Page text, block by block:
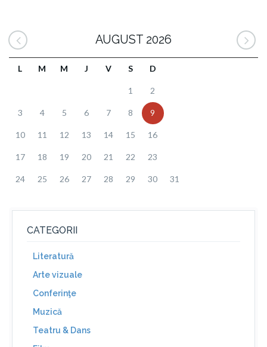
AUGUST 2026
L M M J V S D
1 2
3 4 5 6 7 8 9
10 11 12 13 14 15 16
17 18 19 20 21 22 23
24 25 26 27 28 29 30 31
CATEGORII
Literatură
Arte vizuale
Conferinţe
Muzică
Teatru & Dans